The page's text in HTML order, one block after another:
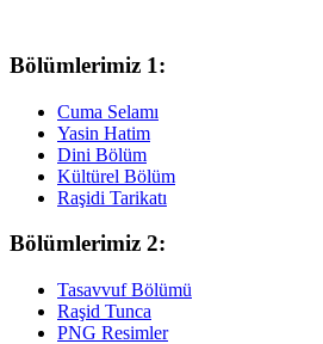
Bölümlerimiz 1:
Cuma Selamı
Yasin Hatim
Dini Bölüm
Kültürel Bölüm
Raşidi Tarikatı
Bölümlerimiz 2:
Tasavvuf Bölümü
Raşid Tunca
PNG Resimler